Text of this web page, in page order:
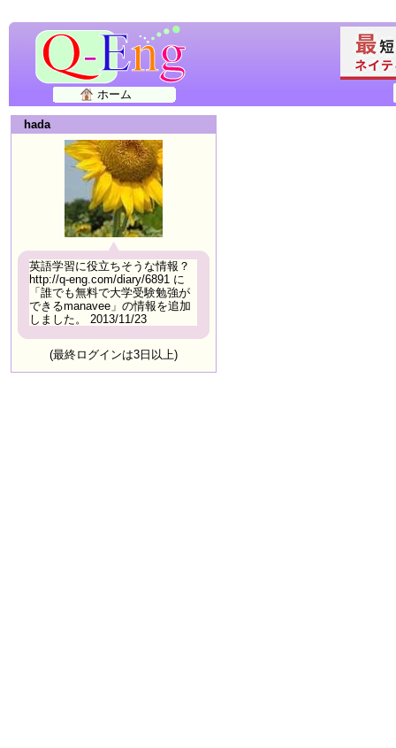
ホーム
hada
英語学習に役立ちそうな情報？
http://q-eng.com/diary/6891 に
「誰でも無料で大学受験勉強が
できるmanavee」の情報を追加
しました。 2013/11/23
(最終ログインは3日以上)